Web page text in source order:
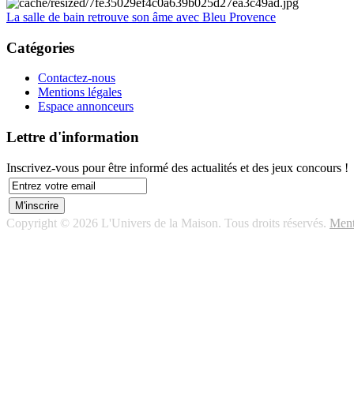
La salle de bain retrouve son âme avec Bleu Provence
Catégories
Contactez-nous
Mentions légales
Espace annonceurs
Lettre d'information
Inscrivez-vous pour être informé des actualités et des jeux concours !
Copyright © 2026 L'Univers de la Maison. Tous droits réservés.